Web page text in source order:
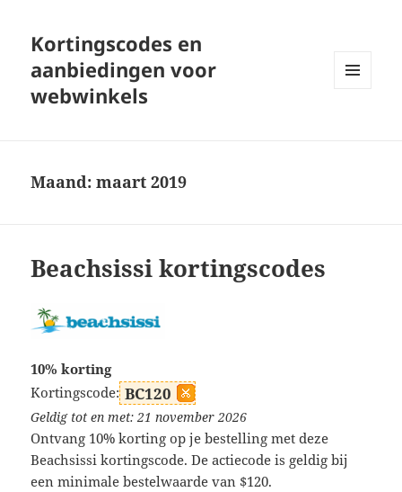
Kortingscodes en
aanbiedingen voor
webwinkels
Maand:maart 2019
Beachsissi kortingscodes
10% korting
Kortingscode: BC120
Geldig tot en met: 21 november 2026
Ontvang 10% korting op je bestelling met deze
Beachsissi kortingscode. De actiecode is geldig bij
een minimale bestelwaarde van $120.